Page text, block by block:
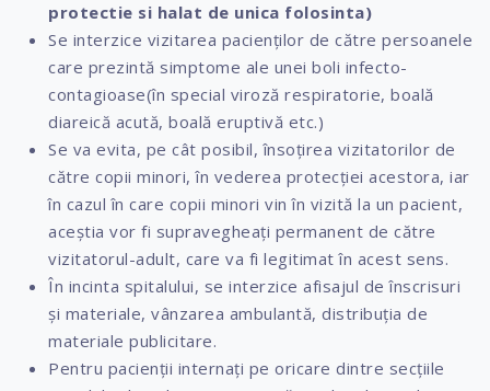
protectie si halat de unica folosinta)
Se interzice vizitarea pacienților de către persoanele
care prezintă simptome ale unei boli infecto-
contagioase(în special viroză respiratorie, boală
diareică acută, boală eruptivă etc.)
Se va evita, pe cât posibil, însoțirea vizitatorilor de
către copii minori, în vederea protecției acestora, iar
în cazul în care copii minori vin în vizită la un pacient,
aceștia vor fi supravegheați permanent de către
vizitatorul-adult, care va fi legitimat în acest sens.
În incinta spitalului, se interzice afisajul de înscrisuri
și materiale, vânzarea ambulantă, distribuția de
materiale publicitare.
Pentru pacienții internați pe oricare dintre secțiile